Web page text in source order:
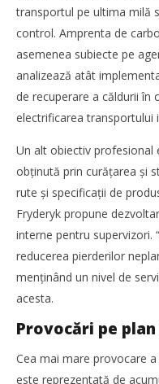
transportul pe ultima milă
control. Amprenta de
asemenea subiecte pe
analizează atât
de recuperare a căldurii în
electrificarea transportului
Un alt obiectiv profesional
obţinută prin curăţarea şi
rute şi specificaţii de
Fryderyk propune
interne pentru supervizori.
reducerea pierderilor
menţinând un nivel de
acesta.
Provocări pe
Cea mai mare provocare
este reprezentată de